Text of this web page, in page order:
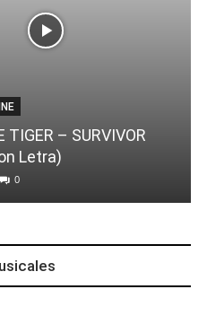
TIGER – SURVIVOR
Letra)
0